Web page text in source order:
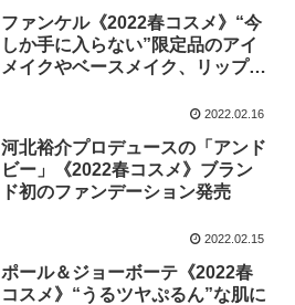
ファンケル《2022春コスメ》“今
しか手に入らない”限定品のアイ
メイクやベースメイク、リップな
2022.02.16
河北裕介プロデュースの「アンド
ビー」《2022春コスメ》ブラン
ド初のファンデーション発売
2022.02.15
ポール＆ジョーボーテ《2022春
コスメ》“うるツヤぷるん”な肌に